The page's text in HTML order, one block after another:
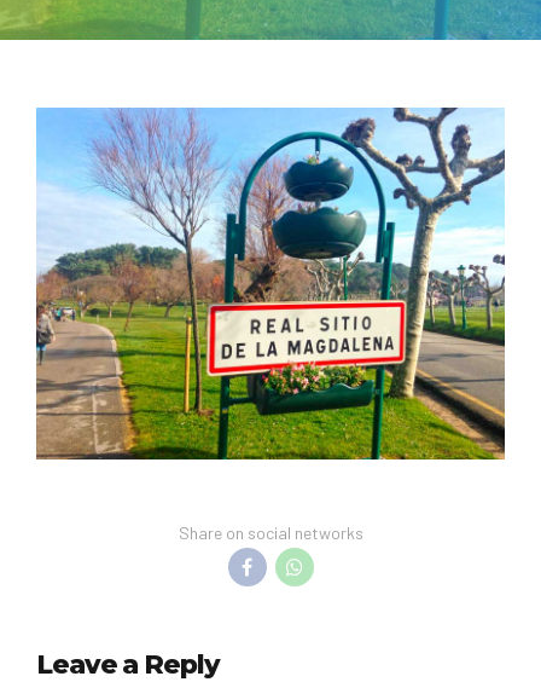
Share on social networks
Leave a Reply